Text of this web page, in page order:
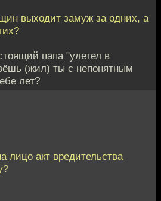
выходит замуж за одних, а
папа "улетел в
(жил) ты с непонятным
лет?
акт вредительства